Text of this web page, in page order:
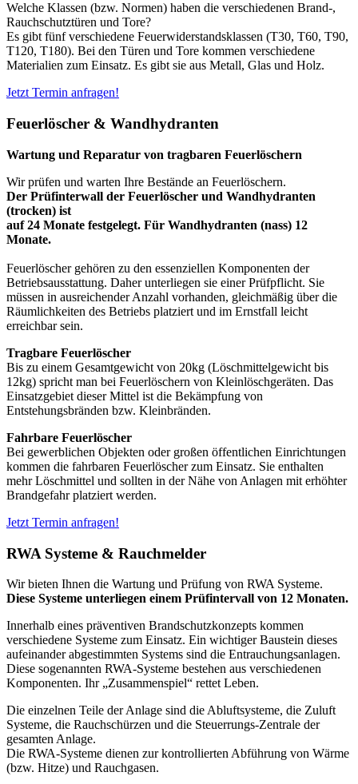
Welche Klassen (bzw. Normen) haben die verschiedenen Brand-,
Rauchschutztüren und Tore?
Es gibt fünf verschiedene Feuerwiderstandsklassen (T30, T60, T90,
T120, T180). Bei den Türen und Tore kommen verschiedene
Materialien zum Einsatz. Es gibt sie aus Metall, Glas und Holz.
Jetzt Termin anfragen!
Feuerlöscher & Wandhydranten
Wartung und Reparatur von tragbaren Feuerlöschern
Wir prüfen und warten Ihre Bestände an Feuerlöschern.
Der Prüfinterwall der Feuerlöscher und Wandhydranten
(trocken) ist
auf 24 Monate festgelegt. Für Wandhydranten (nass) 12
Monate.
Feuerlöscher gehören zu den essenziellen Komponenten der
Betriebsausstattung. Daher unterliegen sie einer Prüfpflicht. Sie
müssen in ausreichender Anzahl vorhanden, gleichmäßig über die
Räumlichkeiten des Betriebs platziert und im Ernstfall leicht
erreichbar sein.
Tragbare Feuerlöscher
Bis zu einem Gesamtgewicht von 20kg (Löschmittelgewicht bis
12kg) spricht man bei Feuerlöschern von Kleinlöschgeräten. Das
Einsatzgebiet dieser Mittel ist die Bekämpfung von
Entstehungsbränden bzw. Kleinbränden.
Fahrbare Feuerlöscher
Bei gewerblichen Objekten oder großen öffentlichen Einrichtungen
kommen die fahrbaren Feuerlöscher zum Einsatz. Sie enthalten
mehr Löschmittel und sollten in der Nähe von Anlagen mit erhöhter
Brandgefahr platziert werden.
Jetzt Termin anfragen!
RWA Systeme & Rauchmelder
Wir bieten Ihnen die Wartung und Prüfung von RWA Systeme.
Diese Systeme unterliegen einem Prüfintervall von 12 Monaten.
Innerhalb eines präventiven Brandschutzkonzepts kommen
verschiedene Systeme zum Einsatz. Ein wichtiger Baustein dieses
aufeinander abgestimmten Systems sind die Entrauchungsanlagen.
Diese sogenannten RWA-Systeme bestehen aus verschiedenen
Komponenten. Ihr „Zusammenspiel“ rettet Leben.
Die einzelnen Teile der Anlage sind die Abluftsysteme, die Zuluft
Systeme, die Rauchschürzen und die Steuerrungs-Zentrale der
gesamten Anlage.
Die RWA-Systeme dienen zur kontrollierten Abführung von Wärme
(bzw. Hitze) und Rauchgasen.